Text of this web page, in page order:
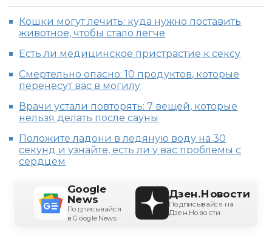
Кошки могут лечить: куда нужно поставить
животное, чтобы стало легче
Есть ли медицинское пристрастие к сексу
Смертельно опасно: 10 продуктов, которые
перенесут вас в могилу
Врачи устали повторять: 7 вещей, которые
нельзя делать после сауны
Положите ладони в ледяную воду на 30
секунд и узнайте, есть ли у вас проблемы с
сердцем
Google
News
Подписывайся
в Google News
Дзен.Новости
Подписывайся на
Дзен.Новости